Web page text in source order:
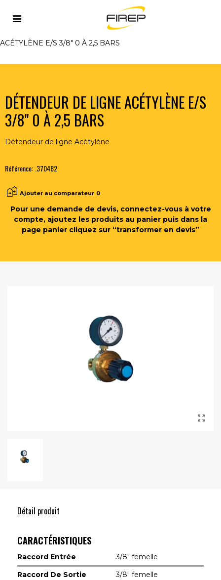
Accueil CENTRALES DE DETETNTE DE GAZ
DÉTENDEUR DE LIGNE
ACÉTYLÈNE E/S 3/8" 0 À 2,5 BARS
DÉTENDEUR DE LIGNE ACÉTYLÈNE E/S
3/8" 0 À 2,5 BARS
Détendeur de ligne Acétylène
Référence: .370482
Ajouter au comparateur 0
Pour une demande de devis, connectez-vous à votre
compte, ajoutez les produits au panier puis dans la
page panier cliquez sur “transformer en devis”
Détail produit
CARACTÉRISTIQUES
Raccord Entrée
3/8" femelle
Raccord De Sortie
3/8" femelle